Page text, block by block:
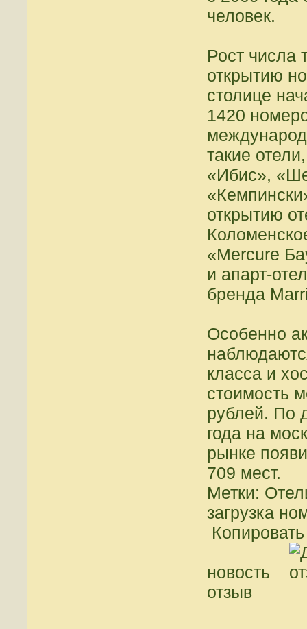
человек.
Рост числа
открытию
столице
1420
такие
«Ибис»,
открытию
«Mercure
и апарт-
бренда
Особенно
класса и
стоимость
рублей. По
года на
рынке
709 мест.
Метки:
загрузка
новость
отзыв